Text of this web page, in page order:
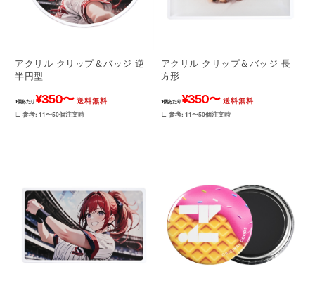
アクリル クリップ＆バッジ 逆
半円型
1個あたり ¥350〜 送料無料
∟ 参考: 11〜50個注文時
アクリル クリップ＆バッジ 長
方形
1個あたり ¥350〜 送料無料
∟ 参考: 11〜50個注文時